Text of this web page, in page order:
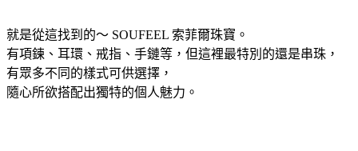
就是從這找到的～ SOUFEEL 索菲爾珠寶。
有項鍊、耳環、戒指、手鏈等，但這裡最特別的還是串珠，
有眾多不同的樣式可供選擇，
隨心所欲搭配出獨特的個人魅力。